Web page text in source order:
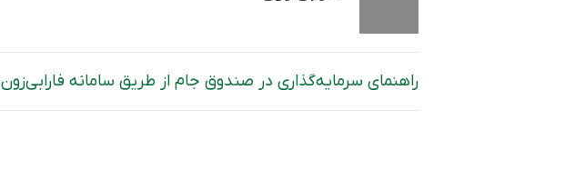
راهنمای سرمایه‌گذاری در صندوق جام از طریق سامانه فارابی‌زون